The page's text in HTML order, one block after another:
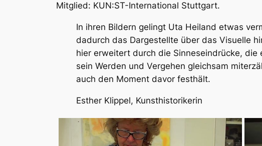
Mitglied: KUN:ST-International Stuttgart.
In ihren Bildern gelingt Uta Heiland etwas
dadurch das Dargestellte über das Visuelle
hier erweitert durch die Sinneseindrücke,
sein Werden und Vergehen gleichsam
auch den Moment davor festhält.
Esther Klippel, Kunsthistorikerin